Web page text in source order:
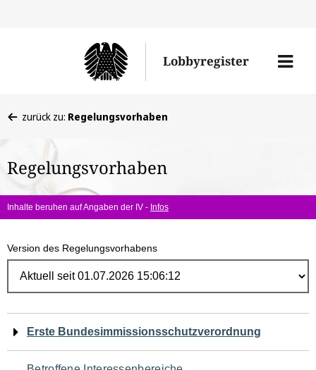
Lobbyregister
Menü
befinden
hier:
zurück zu: Regelungsvorhaben
Regelungsvorhaben
Inhalte beruhen auf Angaben der IV - Infos
Version des Regelungsvorhabens
Navigation
für
Erste Bundesimmissionsschutzverordnung